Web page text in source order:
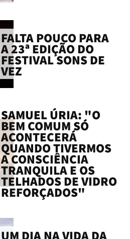
FALTA POUCO PARA
A 23ª EDIÇÃO DO
FESTIVAL SONS DE
VEZ
SAMUEL ÚRIA: "O
BEM COMUM SÓ
ACONTECERÁ
QUANDO TIVERMOS
A CONSCIÊNCIA
TRANQUILA E OS
TELHADOS DE VIDRO
REFORÇADOS"
UM DIA NA VIDA DA